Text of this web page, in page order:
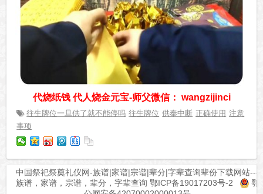
代烧纸钱 代人烧金元宝-师父微信： wangzijinci
往生牌位一旦供了就不能停吗 往生牌位 供奉中断 正确使用 注意
事项
中国祭祀祭奠礼仪网-族谱|家谱|宗谱|辈分|字辈查询辈份下载网站---
族谱，家谱，宗谱，辈分，字辈查询 鄂ICP备19017203号-2
鄂